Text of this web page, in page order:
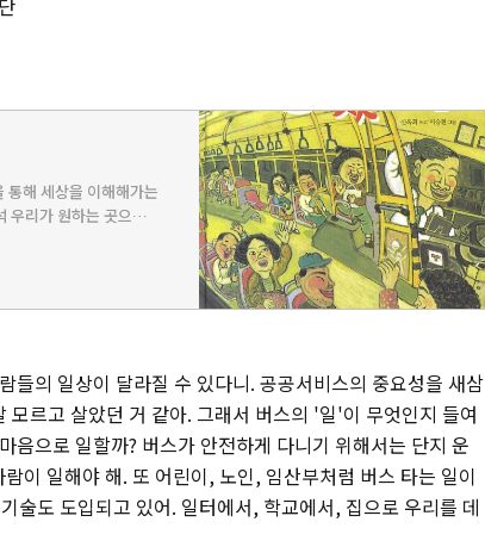
통해 세상을 이해해가는
우리가 원하는 곳으로
들의 일상이 달라질 수 있다니. 공공서비스의 중요성을 새삼
르고 살았던 거 같아. 그래서 버스의 '일'이 무엇인지 들여
음으로 일할까? 버스가 안전하게 다니기 위해서는 단지 운
이 일해야 해. 또 어린이, 노인, 임산부처럼 버스 타는 일이
술도 도입되고 있어. 일터에서, 학교에서, 집으로 우리를 데